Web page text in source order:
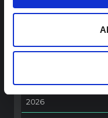
العلوم
الاجتماعية
2026